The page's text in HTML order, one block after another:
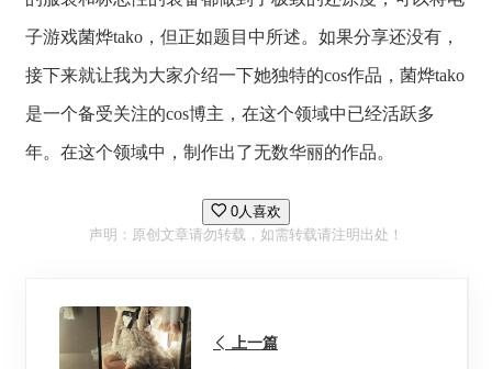
子游戏菌烨tako，但正如题目中所述。如果分享还没有，
接下来就让我为大家介绍一下她独特的cos作品，菌烨tako
是一个备受关注的cos博主，在这个领域中已经活跃多
年。在这个领域中，制作出了无数华丽的作品。
0人喜欢
声明：原创文章请勿转载，如需转载请注明出处！
上一篇